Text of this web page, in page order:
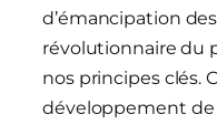
d’émancipation
révolutionnaire du
nos principes clés.
développement de